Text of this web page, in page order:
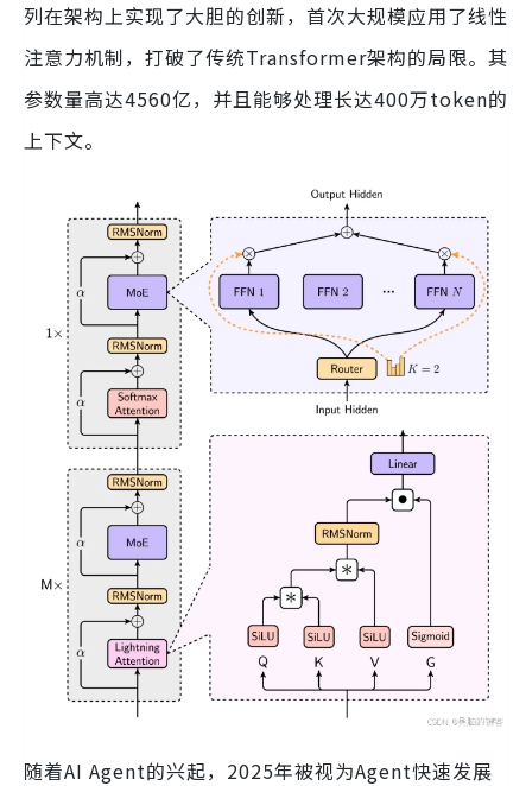
列在架构上实现了大胆的创新，首次大规模应用了线性
注意力机制，打破了传统Transformer架构的局限。其
参数量高达4560亿，并且能够处理长达400万token的
上下文。
随着AI Agent的兴起，2025年被视为Agent快速发展